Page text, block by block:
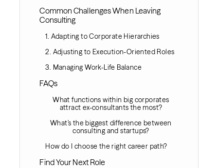
Common Challenges When Leaving
Consulting‍
1. Adapting to Corporate Hierarchies
2. Adjusting to Execution-Oriented Roles
3. Managing Work-Life Balance
FAQs‍
What functions within big corporates
attract ex-consultants the most?
What’s the biggest difference between
consulting and startups?
How do I choose the right career path?
Find Your Next Role